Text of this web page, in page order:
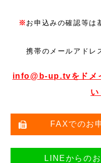
※お申込みの確認等は
携帯のメールアドレ
info@b-up.tvをドメ
い
FAXでのお
LINEからの